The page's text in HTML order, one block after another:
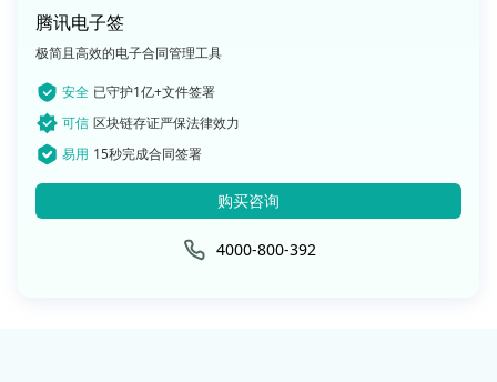
腾讯电子签
极简且高效的电子合同管理工具
安全 已守护1亿+文件签署
可信 区块链存证严保法律效力
易用 15秒完成合同签署
购买咨询
4000-800-392